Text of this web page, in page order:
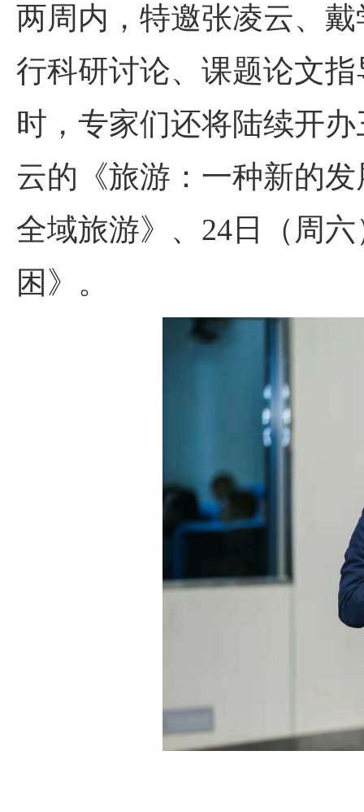
两周内，特邀张凌云、
行科研讨论、课题论文
时，专家们还将陆续开
云的《旅游：一种新的
全域旅游》、24日（周
困》。